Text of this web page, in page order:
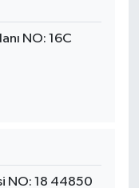
NO: 16C
NO: 18 44850